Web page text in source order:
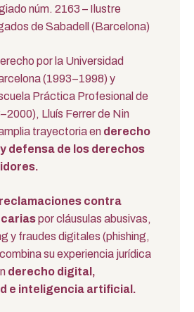
núm. 2163 – Ilustre
de Sabadell (Barcelona)
por la Universidad
(1993–1998) y
Práctica Profesional de
Lluís Ferrer de Nin
trayectoria en derecho
defensa de los derechos
reclamaciones contra
por cláusulas abusivas,
y fraudes digitales (phishing,
su experiencia jurídica
derecho digital,
e inteligencia artificial.